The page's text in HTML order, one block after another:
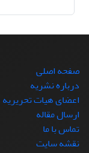
صفحه اصلی
درباره نشریه
اعضای هیات تحریریه
ارسال مقاله
تماس با ما
نقشه سایت